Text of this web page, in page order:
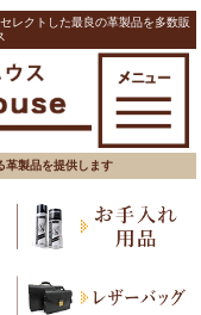
レクトした最良の革製品を多数販
革製品を提供します